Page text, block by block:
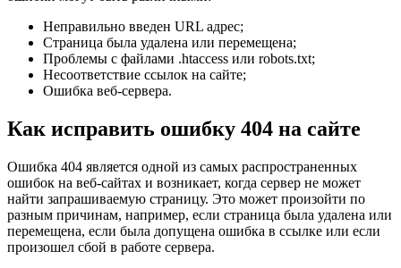
Неправильно введен URL адрес;
Страница была удалена или перемещена;
Проблемы с файлами .htaccess или robots.txt;
Несоответствие ссылок на сайте;
Ошибка веб-сервера.
Как исправить ошибку 404 на сайте
Ошибка 404 является одной из самых распространенных
ошибок на веб-сайтах и возникает, когда сервер не может
найти запрашиваемую страницу. Это может произойти по
разным причинам, например, если страница была удалена или
перемещена, если была допущена ошибка в ссылке или если
произошел сбой в работе сервера.